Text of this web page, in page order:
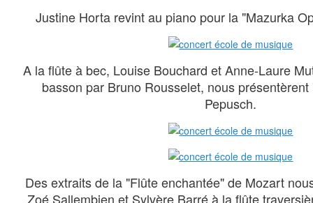
Justine Horta revint au piano pour la "Mazurka
A la flûte à bec, Louise Bouchard et Anne-Laure
basson par Bruno Rousselet, nous
Pepusch.
Des extraits de la "Flûte enchantée" de Mozart
Zoé Sallembien et Sylvère Barré à la flûte